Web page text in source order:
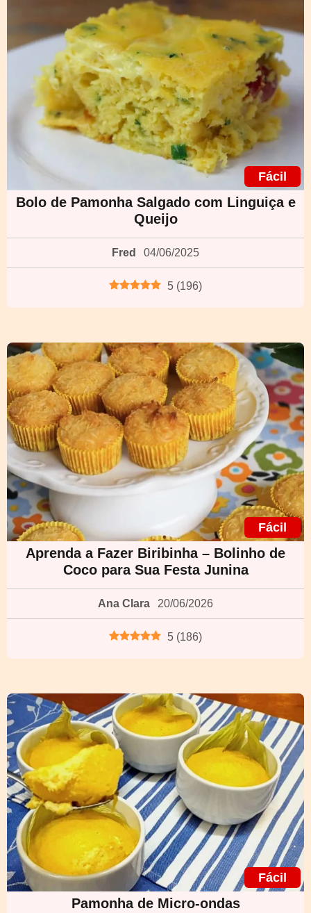
Fácil
Bolo de Pamonha Salgado com Linguiça e
Queijo
Fred 04/06/2025
5 (196)
Fácil
Aprenda a Fazer Biribinha – Bolinho de
Coco para Sua Festa Junina
Ana Clara 20/06/2026
5 (186)
Fácil
Pamonha de Micro-ondas